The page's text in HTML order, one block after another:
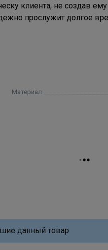
клиента, не создав
прослужит долгое
Материал
данный товар